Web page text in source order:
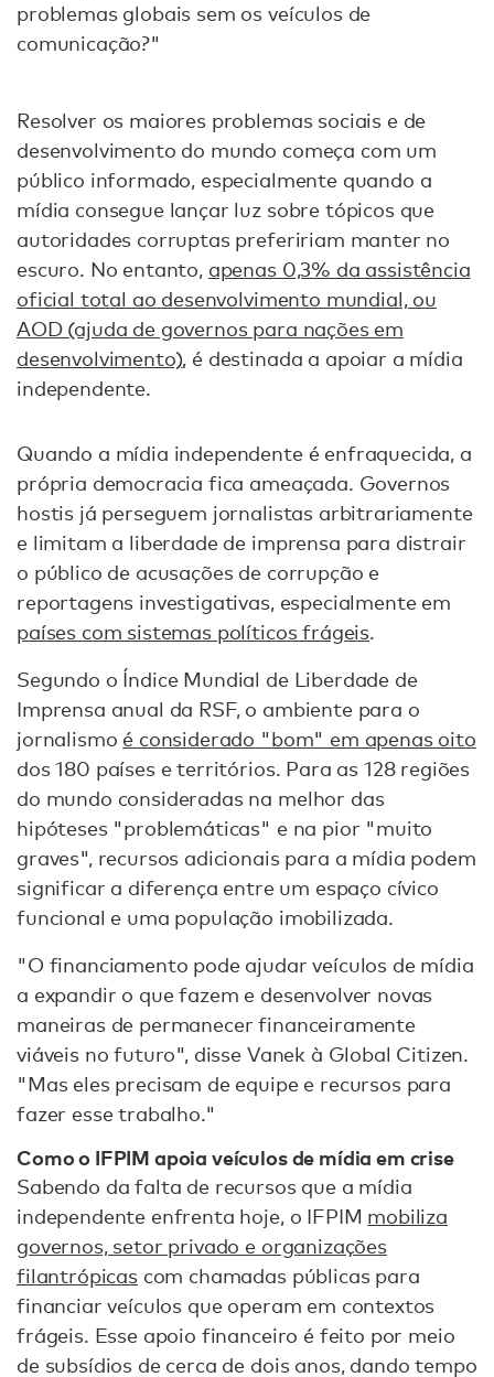
problemas globais sem os veículos de
comunicação?"
Resolver os maiores problemas sociais e de
desenvolvimento do mundo começa com um
público informado, especialmente quando a
mídia consegue lançar luz sobre tópicos que
autoridades corruptas prefeririam manter no
escuro. No entanto, apenas 0,3% da assistência
oficial total ao desenvolvimento mundial, ou
AOD (ajuda de governos para nações em
desenvolvimento), é destinada a apoiar a mídia
independente.
Quando a mídia independente é enfraquecida, a
própria democracia fica ameaçada. Governos
hostis já perseguem jornalistas arbitrariamente
e limitam a liberdade de imprensa para distrair
o público de acusações de corrupção e
reportagens investigativas, especialmente em
países com sistemas políticos frágeis.
Segundo o Índice Mundial de Liberdade de
Imprensa anual da RSF, o ambiente para o
jornalismo é considerado "bom" em apenas oito
dos 180 países e territórios. Para as 128 regiões
do mundo consideradas na melhor das
hipóteses "problemáticas" e na pior "muito
graves", recursos adicionais para a mídia podem
significar a diferença entre um espaço cívico
funcional e uma população imobilizada.
"O financiamento pode ajudar veículos de mídia
a expandir o que fazem e desenvolver novas
maneiras de permanecer financeiramente
viáveis no futuro", disse Vanek à Global Citizen.
"Mas eles precisam de equipe e recursos para
fazer esse trabalho."
Como o IFPIM apoia veículos de mídia em crise
Sabendo da falta de recursos que a mídia
independente enfrenta hoje, o IFPIM mobiliza
governos, setor privado e organizações
filantrópicascom chamadas públicas para
financiar veículos que operam em contextos
frágeis. Esse apoio financeiro é feito por meio
de subsídios de cerca de dois anos, dando tempo